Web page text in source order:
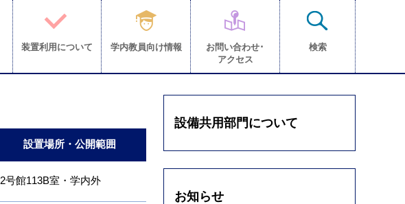
装置利用について 学内教員向け情報
お問い合わせ･
アクセス
検索
設置場所・公開範囲
2号館113B室・学内外
設備共用部門について
お知らせ